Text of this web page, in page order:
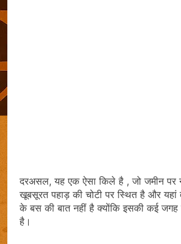
दरअसल, यह एक ऐसा किले है , जो जमीन पर
खूबसूरत पहाड़ की चोटी पर स्थित है और
के बस की बात नहीं है क्‍योंकि इसकी कई जगह
है।